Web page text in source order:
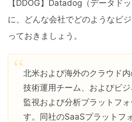
【DDOG】Datadog（デ
からでも買いか
【DDOG】Datadog
のテクニカル指標
DDOG（データドッ
率はキレイな右肩上が
【DDOG】Datadog（データド
に、どんな会社でどのようなビ
っておきましょう。
北米および海外のクラウド
技術運用チーム、およびビ
監視および分析プラットフ
す。同社のSaaSプラットフ